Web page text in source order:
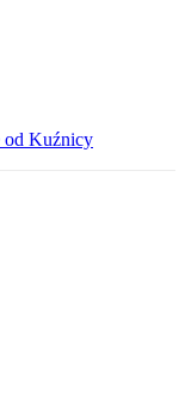
od Kuźnicy